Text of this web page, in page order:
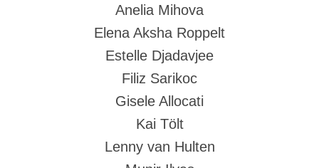
Anelia Mihova
Elena Aksha Roppelt
Estelle Djadavjee
Filiz Sarikoc
Gisele Allocati
Kai Tölt
Lenny van Hulten